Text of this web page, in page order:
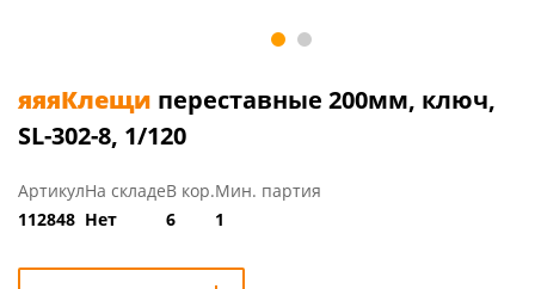
яяяКлещи переставные 200мм, ключ,
SL-302-8, 1/120
Артикул
112848
На складе
Нет
В кор.
6
Мин. партия
1